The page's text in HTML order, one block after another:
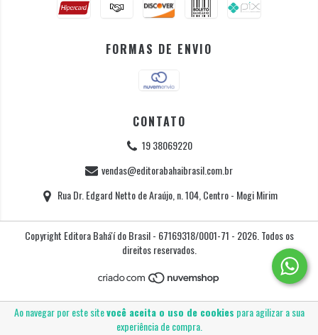
Ao navegar por este sitevocê aceita o uso de cookies para agilizar a sua
experiência de compra.
FORMAS DE ENVIO
CONTATO
19 38069220
vendas@editorabahaibrasil.com.br
Rua Dr. Edgard Netto de Araújo, n. 104, Centro - Mogi Mirim
Copyright Editora Bahá'í do Brasil - 67169318/0001-71 - 2026. Todos os
direitos reservados.